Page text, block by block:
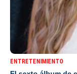
ENTRETENIMIENTO